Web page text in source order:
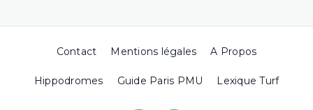
Contact Mentions légales A Propos
Hippodromes Guide Paris PMU Lexique Turf